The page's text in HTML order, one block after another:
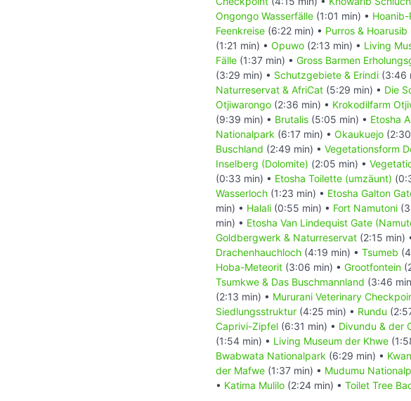
Ongongo Wasserfälle (1:01 min) • Hoanib-
Feenkreise (6:22 min) • Purros & Hoarusib
(1:21 min) • Opuwo (2:13 min) • Living
Fälle (1:37 min) • Gross Barmen
(3:29 min) • Schutzgebiete & Erindi (3:46
Naturreservat & AfriCat (5:29 min) • Die
Otjiwarongo (2:36 min) • Krokodilfarm
(9:39 min) • Brutalis (5:05 min) • Etosha
Nationalpark (6:17 min) • Okaukuejo
Buschland (2:49 min) • Vegetationsform
Inselberg (Dolomite) (2:05 min) •
(0:33 min) • Etosha Toilette (umzäunt)
Wasserloch (1:23 min) • Etosha Galton
min) • Halali (0:55 min) • Fort Namutoni
min) • Etosha Van Lindequist Gate
Goldbergwerk & Naturreservat (2:15 min)
Drachenhauchloch (4:19 min) • Tsumeb
Hoba-Meteorit (3:06 min) • Grootfontein
Tsumkwe & Das Buschmannland (3:46
(2:13 min) • Mururani Veterinary
Siedlungsstruktur (4:25 min) • Rundu
Caprivi-Zipfel (6:31 min) • Divundu & der
(1:54 min) • Living Museum der Khwe
Bwabwata Nationalpark (6:29 min) •
der Mafwe (1:37 min) • Mudumu
• Katima Mulilo (2:24 min) • Toilet Tree